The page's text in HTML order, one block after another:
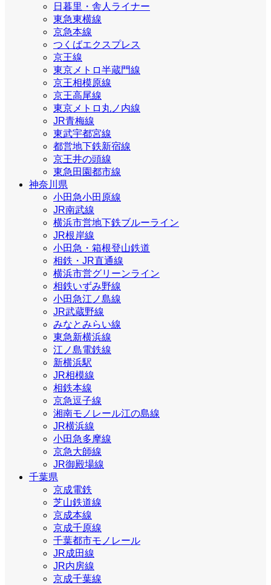
日暮里・舎人ライナー
東急東横線
京急本線
つくばエクスプレス
京王線
東京メトロ半蔵門線
京王相模原線
京王高尾線
東京メトロ丸ノ内線
JR青梅線
東武宇都宮線
都営地下鉄新宿線
京王井の頭線
東急田園都市線
神奈川県
小田急小田原線
JR南武線
横浜市営地下鉄ブルーライン
JR根岸線
小田急・箱根登山鉄道
相鉄・JR直通線
横浜市営グリーンライン
相鉄いずみ野線
小田急江ノ島線
JR武蔵野線
みなとみらい線
東急新横浜線
江ノ島電鉄線
新横浜駅
JR相模線
相鉄本線
京急逗子線
湘南モノレール江の島線
JR横浜線
小田急多摩線
京急大師線
JR御殿場線
千葉県
京成電鉄
芝山鉄道線
京成本線
京成千原線
千葉都市モノレール
JR成田線
JR内房線
京成千葉線